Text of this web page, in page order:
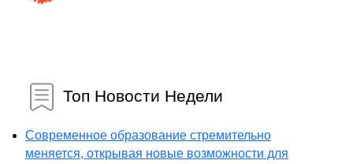
Топ Новости Недели
Современное образование стремительно
меняется, открывая новые возможности для